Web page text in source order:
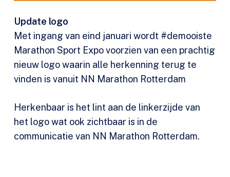
Update logo
Met ingang van eind januari wordt #demooiste
Marathon Sport Expo voorzien van een prachtig
nieuw logo waarin alle herkenning terug te
vinden is vanuit NN Marathon Rotterdam
Herkenbaar is het lint aan de linkerzijde van
het logo wat ook zichtbaar is in de
communicatie van NN Marathon Rotterdam.